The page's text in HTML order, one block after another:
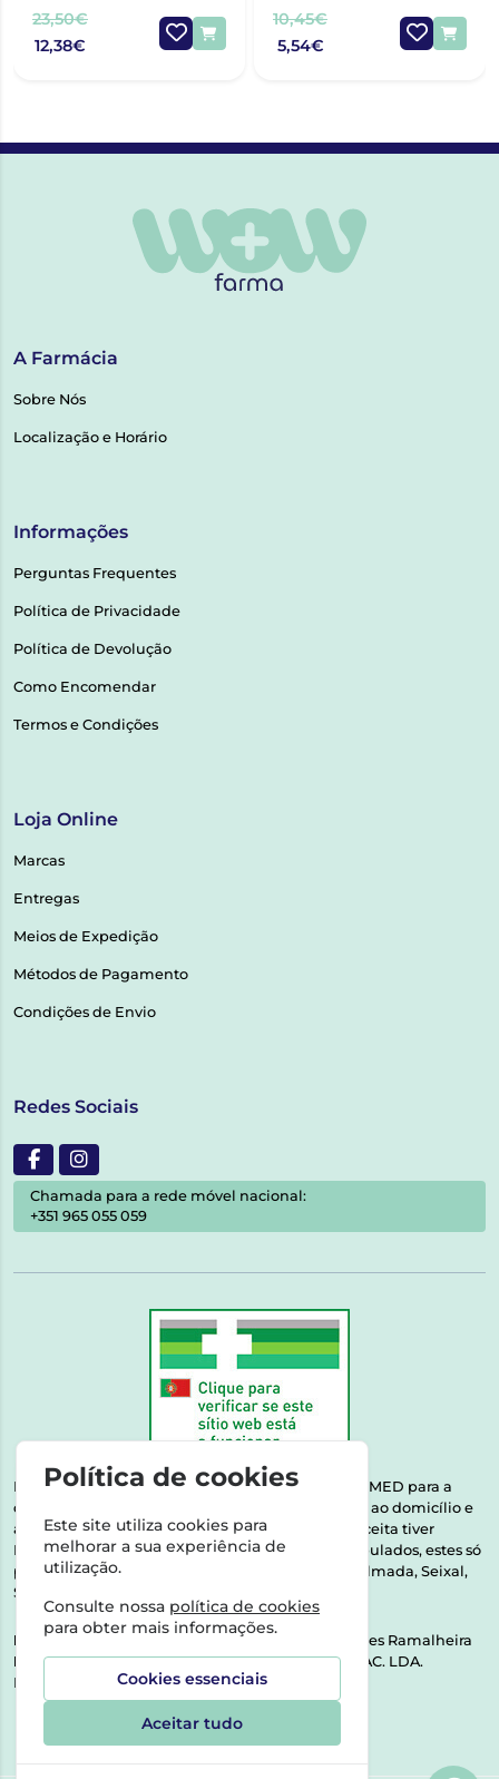
23,50€
12,38€
10,45€
5,54€
A Farmácia
Sobre Nós
Localização e Horário
Informações
Perguntas Frequentes
Política de Privacidade
Política de Devolução
Como Encomendar
Termos e Condições
Loja Online
Marcas
Entregas
Meios de Expedição
Métodos de Pagamento
Condições de Envio
Redes Sociais
Chamada para a rede móvel nacional:
+351 965 055 059
Esta farmácia encontra-se autorizada pelo INFARMED para a
dispensa de medicamentos e produtos de saúde ao domicílio e
através da internet. Medicamentos | Se na sua receita tiver
MSRM, MNSRM, MSRMV ou Medicamentos Manipulados, estes só
podem ser entregues nos seguintes concelhos: Almada, Seixal,
Sesimbra, Oeiras e Lisboa.
Direção Técnica:
Dra. Raquel Alexandra Fernandes Ramalheira
NIPC:513064133 | ASPAS E NÚMEROS SOC. FARMAC. LDA.
Rua dos Castanheiros 5 AB Feijó2810-036 Almada
Política de cookies
Este site utiliza cookies para
melhorar a sua experiência de
utilização.
Consulte nossa política de cookies
para obter mais informações.
Cookies essenciais
Aceitar tudo